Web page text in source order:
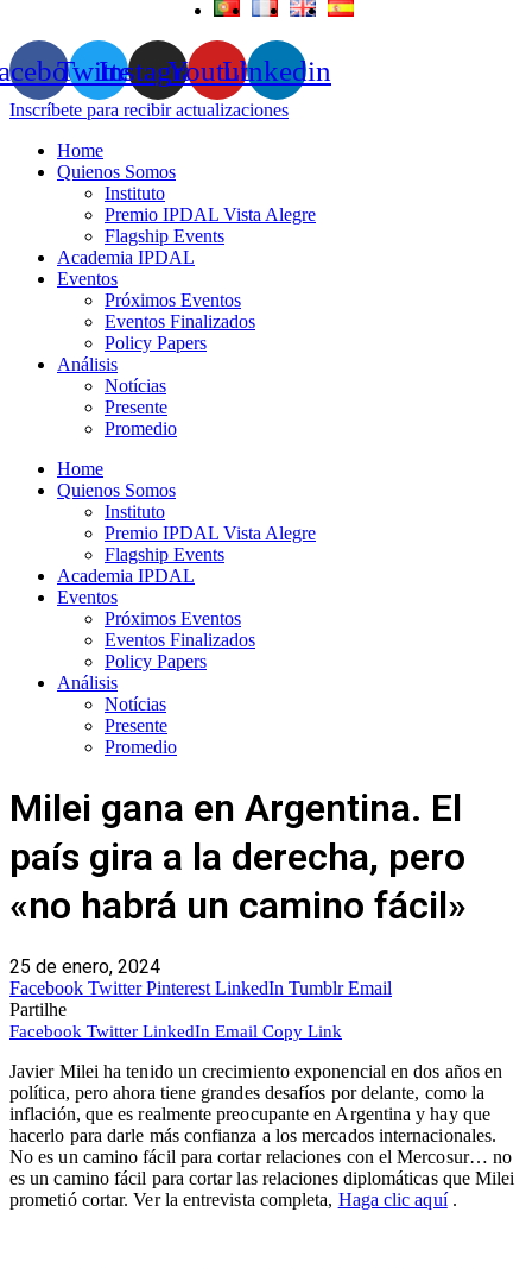
TwitterInstagramYoutubeLinkedin
Inscríbete para recibir actualizaciones
Home
Quienos Somos
Instituto
Premio IPDAL Vista Alegre
Flagship Events
Academia IPDAL
Eventos
Próximos Eventos
Eventos Finalizados
Policy Papers
Análisis
Notícias
Presente
Promedio
Home
Quienos Somos
Instituto
Premio IPDAL Vista Alegre
Flagship Events
Academia IPDAL
Eventos
Próximos Eventos
Eventos Finalizados
Policy Papers
Análisis
Notícias
Presente
Promedio
Milei gana en Argentina. El
país gira a la derecha, pero
«no habrá un camino fácil»
25 de enero, 2024
Facebook Twitter Pinterest LinkedIn Tumblr Email
Partilhe
Facebook Twitter LinkedIn Email Copy Link
Javier Milei ha tenido un crecimiento exponencial en dos años en
política, pero ahora tiene grandes desafíos por delante, como la
inflación, que es realmente preocupante en Argentina y hay que
hacerlo para darle más confianza a los mercados internacionales.
No es un camino fácil para cortar relaciones con el Mercosur… no
es un camino fácil para cortar las relaciones diplomáticas que Milei
prometió cortar. Ver la entrevista completa, Haga clic aquí.